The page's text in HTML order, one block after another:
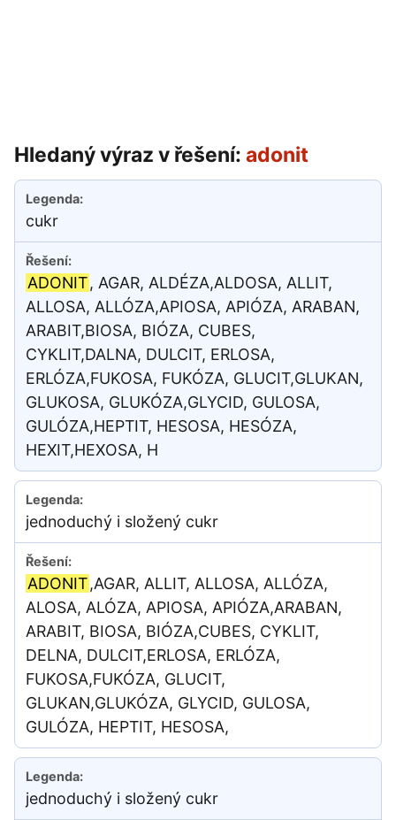
Hledaný výraz v řešení: adonit
cukr
ADONIT, AGAR, ALDÉZA,ALDOSA, ALLIT,
ALLOSA, ALLÓZA,APIOSA, APIÓZA, ARABAN,
ARABIT,BIOSA, BIÓZA, CUBES,
CYKLIT,DALNA, DULCIT, ERLOSA,
ERLÓZA,FUKOSA, FUKÓZA, GLUCIT,GLUKAN,
GLUKOSA, GLUKÓZA,GLYCID, GULOSA,
GULÓZA,HEPTIT, HESOSA, HESÓZA,
HEXIT,HEXOSA, H
jednoduchý i složený cukr
ADONIT,AGAR, ALLIT, ALLOSA, ALLÓZA,
ALOSA, ALÓZA, APIOSA, APIÓZA,ARABAN,
ARABIT, BIOSA, BIÓZA,CUBES, CYKLIT,
DELNA, DULCIT,ERLOSA, ERLÓZA,
FUKOSA,FUKÓZA, GLUCIT,
GLUKAN,GLUKÓZA, GLYCID, GULOSA,
GULÓZA, HEPTIT, HESOSA,
jednoduchý i složený cukr